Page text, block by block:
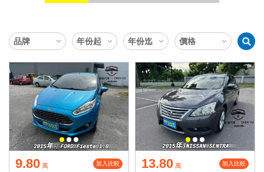
9.80 萬 加入比較 13.80 萬 加入比較